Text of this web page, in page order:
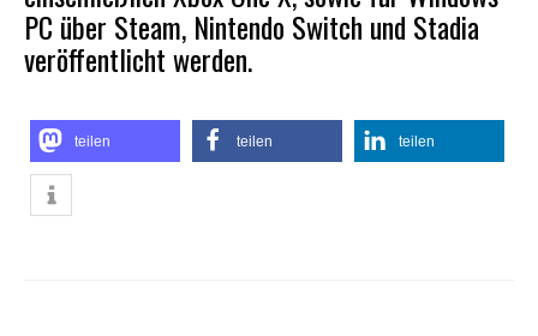
PC über Steam, Nintendo Switch und Stadia
veröffentlicht werden.
teilen teilen teilen